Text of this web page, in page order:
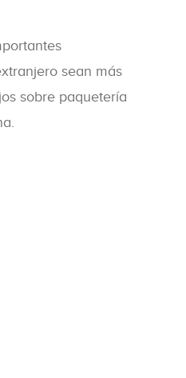
sean más
sobre paquetería